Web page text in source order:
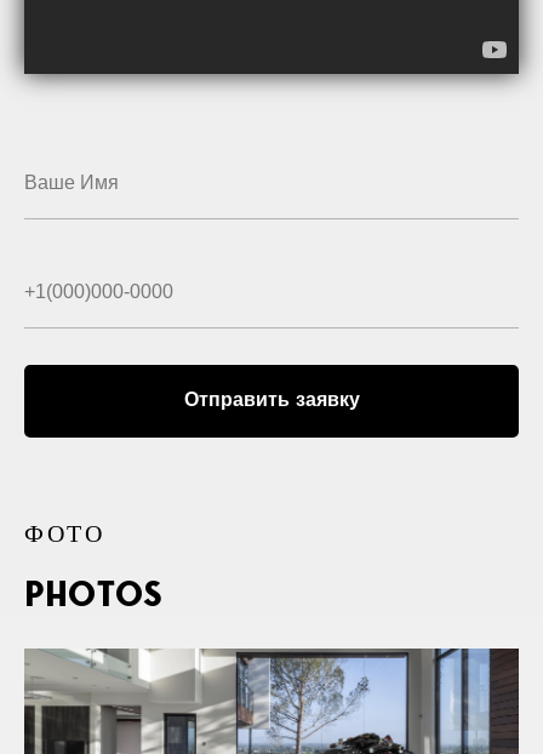
Отправить заявку
ФОТО
PHOTOS